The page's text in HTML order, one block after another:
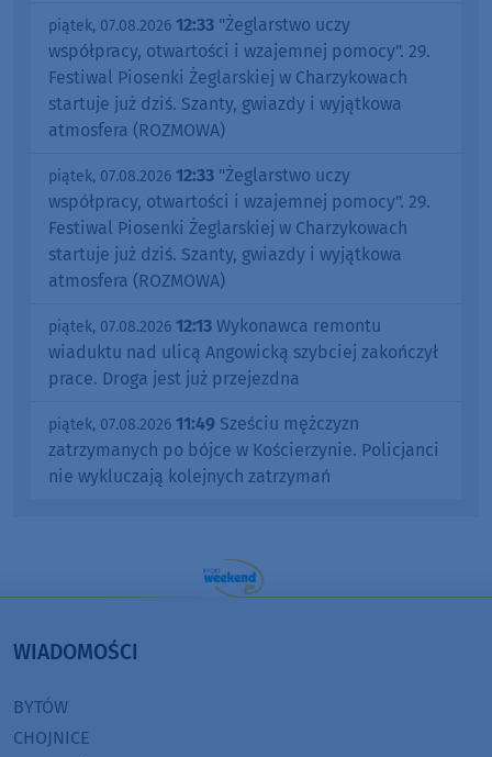
piątek, 07.08.2026 12:33 "Żeglarstwo uczy
współpracy, otwartości i wzajemnej pomocy". 29.
Festiwal Piosenki Żeglarskiej w Charzykowach
startuje już dziś. Szanty, gwiazdy i wyjątkowa
atmosfera (ROZMOWA)
piątek, 07.08.2026 12:33 "Żeglarstwo uczy
współpracy, otwartości i wzajemnej pomocy". 29.
Festiwal Piosenki Żeglarskiej w Charzykowach
startuje już dziś. Szanty, gwiazdy i wyjątkowa
atmosfera (ROZMOWA)
piątek, 07.08.2026 12:13 Wykonawca remontu
wiaduktu nad ulicą Angowicką szybciej zakończył
prace. Droga jest już przejezdna
piątek, 07.08.2026 11:49 Sześciu mężczyzn
zatrzymanych po bójce w Kościerzynie. Policjanci
nie wykluczają kolejnych zatrzymań
WIADOMOŚCI
BYTÓW
CHOJNICE